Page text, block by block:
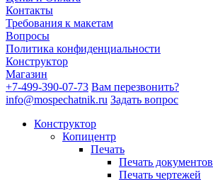
Контакты
Требования к макетам
Вопросы
Политика конфиденциальности
Конструктор
Магазин
+7-499-390-07-73 Вам перезвонить?
info@mospechatnik.ru Задать вопрос
Конструктор
Копицентр
Печать
Печать документов
Печать чертежей